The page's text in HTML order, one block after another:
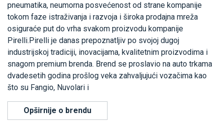
pneumatika, neumorna posvećenost od strane kompanije
tokom faze istraživanja i razvoja i široka prodajna mreža
osiguraće put do vrha svakom proizvodu kompanije
Pirelli.Pirelli je danas prepoznatljiv po svojoj dugoj
industrijskoj tradiciji, inovacijama, kvalitetnim proizvodima i
snagom premium brenda. Brend se proslavio na auto trkama
dvadesetih godina prošlog veka zahvaljujući vozačima kao
što su Fangio, Nuvolari i
Opširnije o brendu